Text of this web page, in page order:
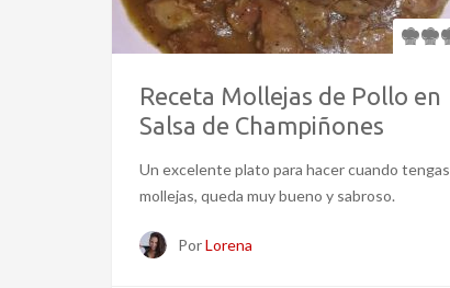
Receta Mollejas de Pollo en
Salsa de Champiñones
Un excelente plato para hacer cuando tengas
mollejas, queda muy bueno y sabroso.
PorLorena